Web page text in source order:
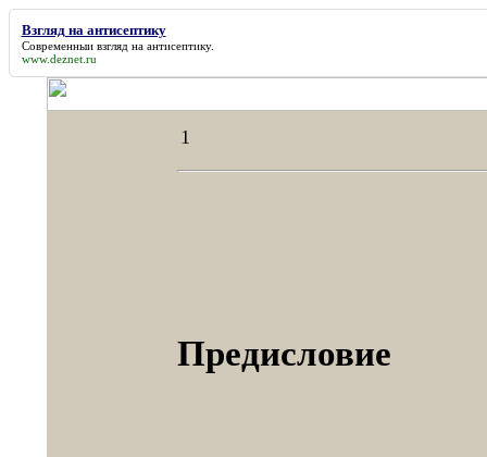
Взгляд на антисептику
Современныи взгляд на антисептику.
www.deznet.ru
1
Предисловие